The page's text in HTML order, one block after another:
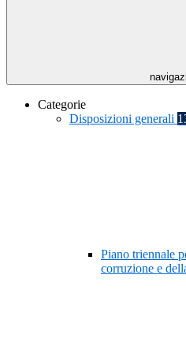
Categorie
Disposizioni generali
Piano triennale
corruzione e